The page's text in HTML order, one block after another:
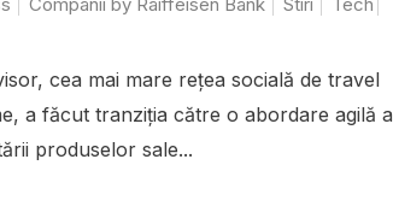
cea mai mare rețea socială de travel
a făcut tranziția către o abordare agilă a
produselor sale...